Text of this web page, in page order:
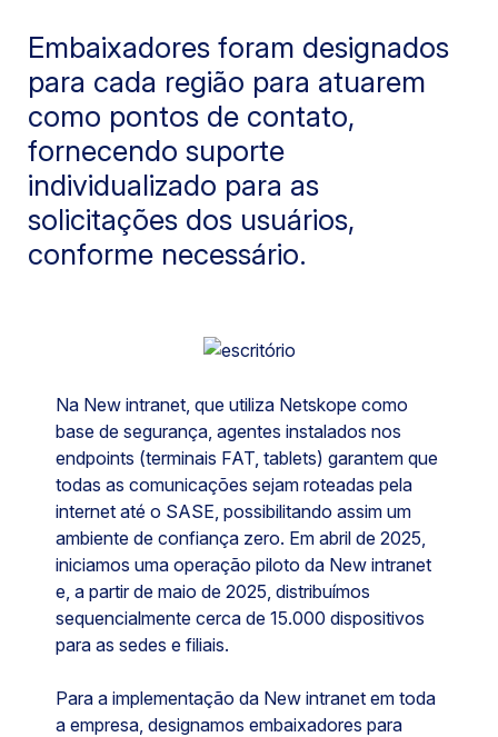
Embaixadores foram designados
para cada região para atuarem
como pontos de contato,
fornecendo suporte
individualizado para as
solicitações dos usuários,
conforme necessário.
Na New intranet, que utiliza Netskope como
base de segurança, agentes instalados nos
endpoints (terminais FAT, tablets) garantem que
todas as comunicações sejam roteadas pela
internet até o SASE, possibilitando assim um
ambiente de confiança zero. Em abril de 2025,
iniciamos uma operação piloto da New intranet
e, a partir de maio de 2025, distribuímos
sequencialmente cerca de 15.000 dispositivos
para as sedes e filiais.
Para a implementação da New intranet em toda
a empresa, designamos embaixadores para